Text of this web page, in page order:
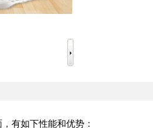
有如下性能和优势：